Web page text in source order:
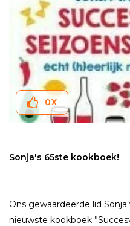
0X
Sonja's 65ste kookboek!
Ons gewaardeerde lid
nieuwste kookboek